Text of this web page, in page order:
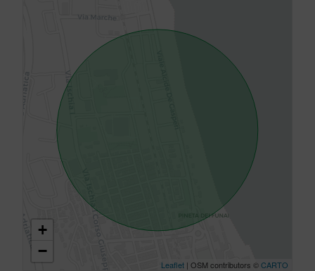
+
−
Leaflet| OSM contributors ©CARTO